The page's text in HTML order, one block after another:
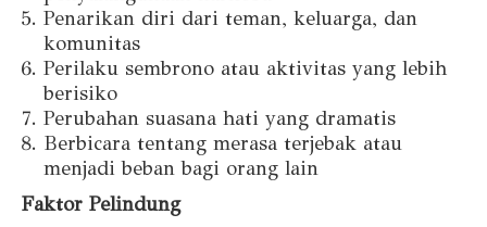
Penarikan diri dari teman, keluarga, dan
komunitas
Perilaku sembrono atau aktivitas yang lebih
berisiko
Perubahan suasana hati yang dramatis
Berbicara tentang merasa terjebak atau
menjadi beban bagi orang lain
Faktor Pelindung